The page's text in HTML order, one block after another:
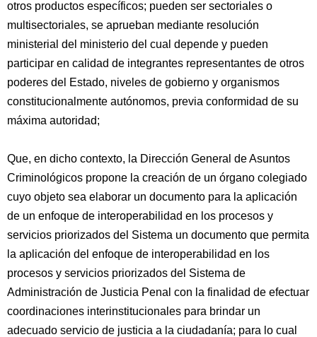
otros productos específicos; pueden ser sectoriales o
multisectoriales, se aprueban mediante resolución
ministerial del ministerio del cual depende y pueden
participar en calidad de integrantes representantes de otros
poderes del Estado, niveles de gobierno y organismos
constitucionalmente autónomos, previa conformidad de su
máxima autoridad;
Que, en dicho contexto, la Dirección General de Asuntos
Criminológicos propone la creación de un órgano colegiado
cuyo objeto sea elaborar un documento para la aplicación
de un enfoque de interoperabilidad en los procesos y
servicios priorizados del Sistema un documento que permita
la aplicación del enfoque de interoperabilidad en los
procesos y servicios priorizados del Sistema de
Administración de Justicia Penal con la finalidad de efectuar
coordinaciones interinstitucionales para brindar un
adecuado servicio de justicia a la ciudadanía; para lo cual